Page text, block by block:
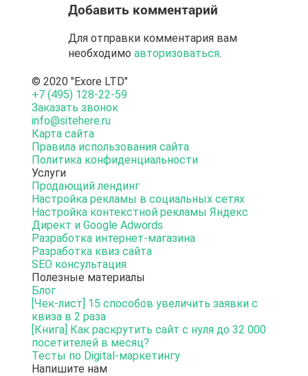
Добавить комментарий
Для отправки комментария вам
необходимо авторизоваться.
© 2020 "Exore LTD"
+7 (495) 128-22-59
Заказать звонок
info@sitehere.ru
Карта сайта
Правила использования сайта
Политика конфиденциальности
Услуги
Продающий лендинг
Настройка рекламы в социальных сетях
Настройка контекстной рекламы Яндекс
Директ и Google Adwords
Разработка интернет-магазина
Разработка квиз сайта
SEO консультация
Полезные материалы
Блог
[Чек-лист] 15 способов увеличить заявки с
квиза в 2 раза
[Книга] Как раскрутить сайт с нуля до 32 000
посетителей в месяц?
Тесты по Digital-маркетингу
Напишите нам